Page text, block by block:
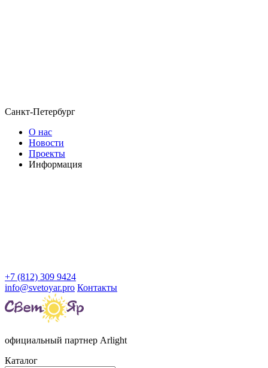
Санкт-Петербург
О нас
Новости
Проекты
Информация
+7 (812) 309 9424
info@svetoyar.pro Контакты
официальный партнер Arlight
Каталог